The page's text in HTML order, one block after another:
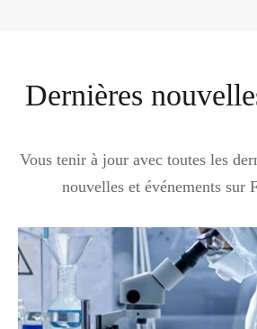
Dernières
Vous tenir à jour avec toutes les
nouvelles et événements sur